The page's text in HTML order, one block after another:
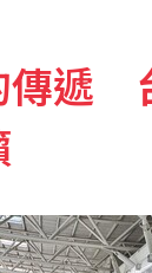
標準 槍擊案後
「我的心肝寶
傳遞